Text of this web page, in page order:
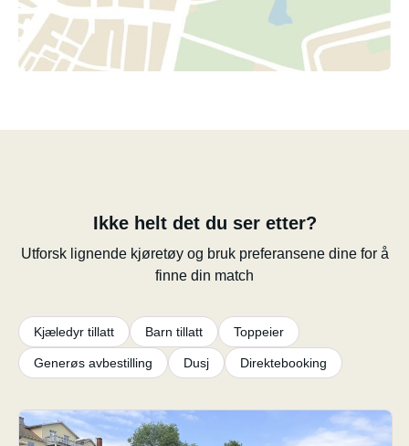
Ikke helt det du ser etter?
Utforsk lignende kjøretøy og bruk preferansene dine for å
finne din match
Kjæledyr tillatt Barn tillatt Toppeier
Generøs avbestilling Dusj Direktebooking